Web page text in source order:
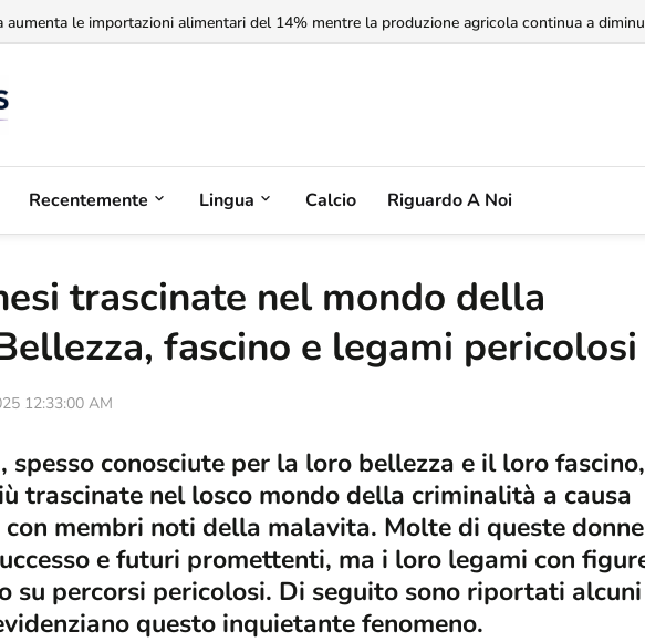
alla balcanica: la Serbia non riconosce il Kosovo, ma l'Albania potrebbe riconoscere la
Recentemente Lingua Calcio Riguardo A Noi
trascinate nel mondo della
fascino e legami pericolosi
12:33:00 AM
spesso conosciute per la loro bellezza e il loro fascino,
trascinate nel losco mondo della criminalità a causa
membri noti della malavita. Molte di queste donne
e futuri promettenti, ma i loro legami con
su percorsi pericolosi. Di seguito sono riportati alcuni
questo inquietante fenomeno.